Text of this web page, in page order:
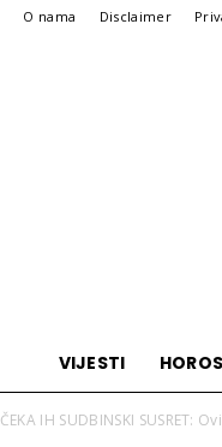
O nama Disclaimer
VIJESTI
ČEKA IH SUDBINSKI SUSRET: